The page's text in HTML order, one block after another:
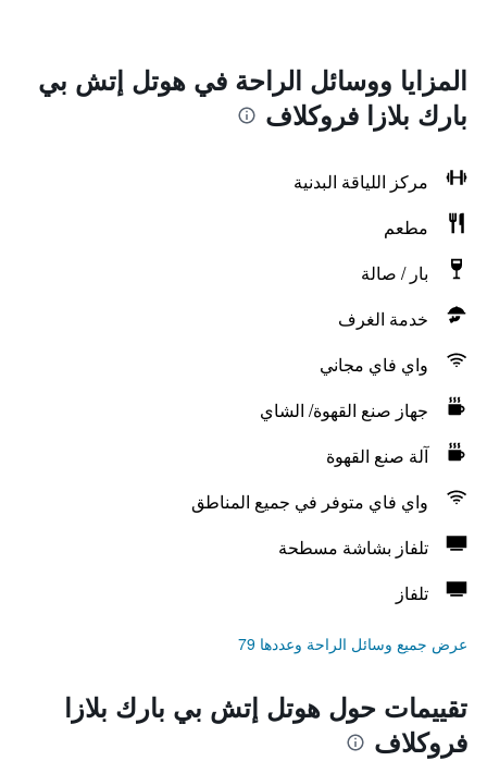
المزايا ووسائل الراحة في هوتل إتش بي
بارك بلازا فروكلاف
مركز اللياقة البدنية
مطعم
بار / صالة
خدمة الغرف
واي فاي مجاني
جهاز صنع القهوة/ الشاي
آلة صنع القهوة
واي فاي متوفر في جميع المناطق
تلفاز بشاشة مسطحة
تلفاز
عرض جميع وسائل الراحة وعددها 79
تقييمات حول هوتل إتش بي بارك بلازا
فروكلاف